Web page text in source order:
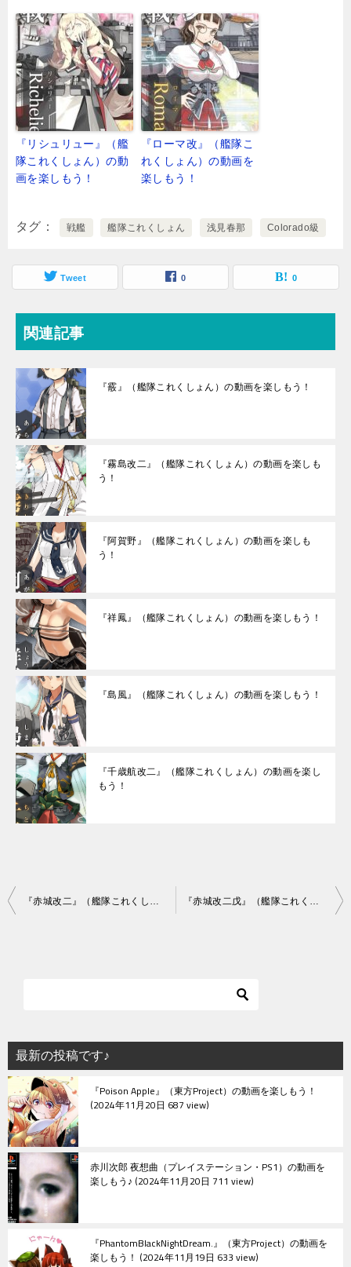
『リシュリュー』（艦
隊これくしょん）の動
画を楽しもう！
『ローマ改』（艦隊こ
れくしょん）の動画を
楽しもう！
タグ 戦艦 艦隊これくしょん 浅見春那 Colorado級
Tweet 0 0
関連記事
『霰』（艦隊これくしょん）の動画を楽しもう！
『霧島改二』（艦隊これくしょん）の動画を楽しも
う！
『阿賀野』（艦隊これくしょん）の動画を楽しも
う！
『祥鳳』（艦隊これくしょん）の動画を楽しもう！
『島風』（艦隊これくしょん）の動画を楽しもう！
『千歳航改二』（艦隊これくしょん）の動画を楽し
もう！
投
シ
ョ
ン
最新の投稿です♪
『Poison Apple』（東方Project）の動画を楽しもう！
2024年11月20日 687 view
赤川次郎 夜想曲（プレイステーション・PS1）の動画を
楽しもう♪ 2024年11月20日 711 view
『PhantomBlackNightDream.』（東方Project）の動画を
楽しもう！ 2024年11月19日 633 view